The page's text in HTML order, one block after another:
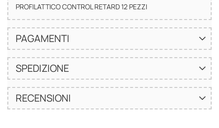
PROFILATTICO CONTROL RETARD 12 PEZZI
PAGAMENTI
SPEDIZIONE
RECENSIONI